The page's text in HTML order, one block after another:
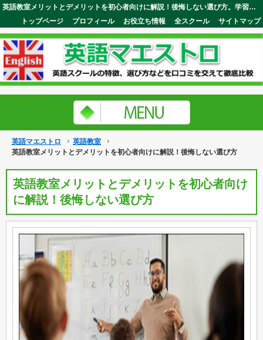
英語教室メリットとデメリットを初心者向けに解説！後悔しない選び方。学習効果に多大な影響を与える重要事項が満載。英語マエストロ
サイトマップ
全スクール
お役立ち情報
プロフィール
トップページ
英語マエストロ
英語教室
英語教室メリットとデメリットを初心者向けに解説！後悔しない選び方
英語教室メリットとデメリットを初心者向け
に解説！後悔しない選び方